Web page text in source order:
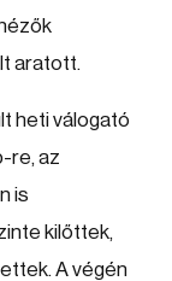
aratott.
heti válogató
re, az
is
kilőttek,
A végén